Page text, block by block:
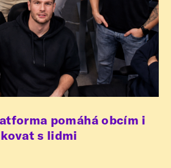
pomáhá obcím i
s lidmi